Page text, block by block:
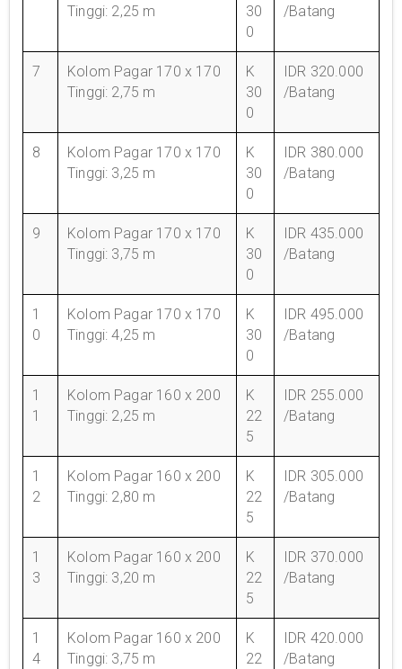
Tinggi: 2,25 m
30
0
/Batang
7
Kolom Pagar 170 x 170
Tinggi: 2,75 m
K
30
0
IDR 320.000
/Batang
8
Kolom Pagar 170 x 170
Tinggi: 3,25 m
K
30
0
IDR 380.000
/Batang
9
Kolom Pagar 170 x 170
Tinggi: 3,75 m
K
30
0
IDR 435.000
/Batang
1
0
Kolom Pagar 170 x 170
Tinggi: 4,25 m
K
30
0
IDR 495.000
/Batang
1
1
Kolom Pagar 160 x 200
Tinggi: 2,25 m
K
22
5
IDR 255.000
/Batang
1
2
Kolom Pagar 160 x 200
Tinggi: 2,80 m
K
22
5
IDR 305.000
/Batang
1
3
Kolom Pagar 160 x 200
Tinggi: 3,20 m
K
22
5
IDR 370.000
/Batang
1
4
Kolom Pagar 160 x 200
Tinggi: 3,75 m
K
22
IDR 420.000
/Batang